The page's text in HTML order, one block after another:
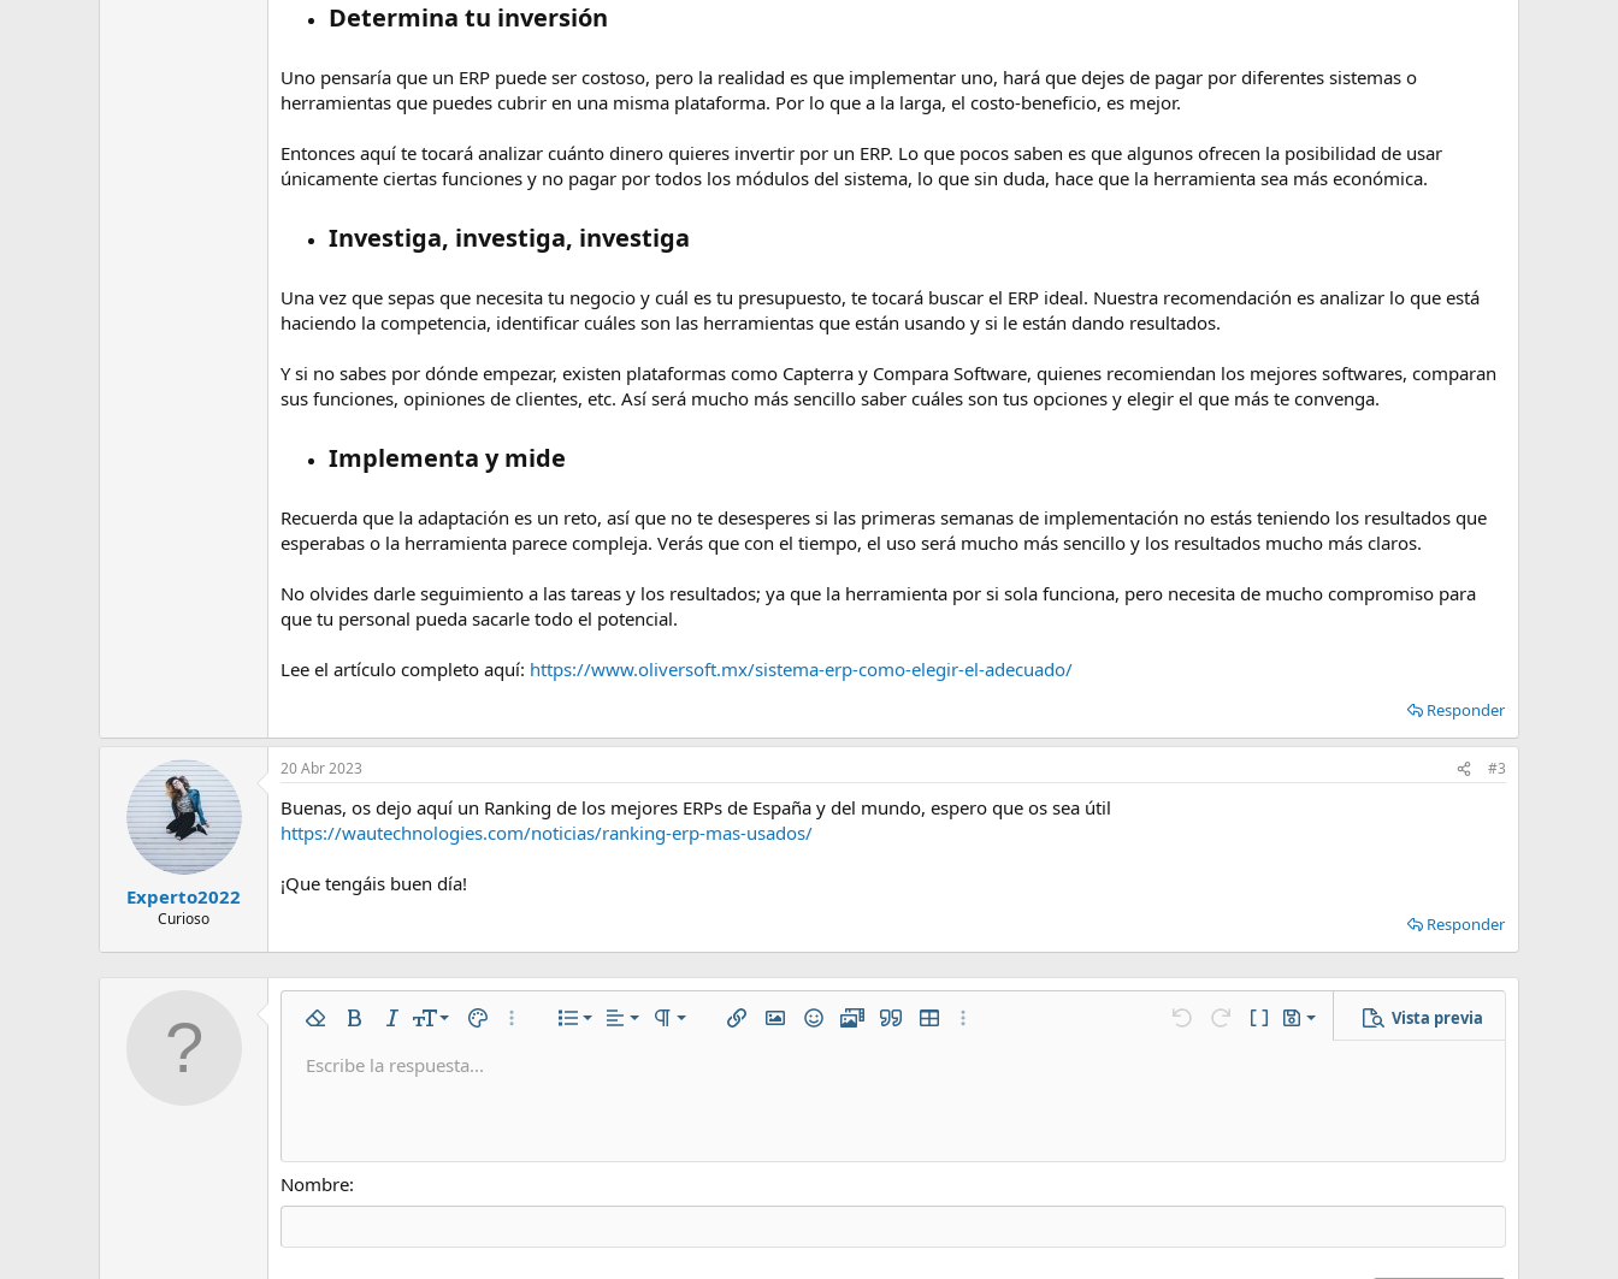
Determina tu inversión​
Uno pensaría que un ERP puede ser costoso, pero la realidad es que implementar uno, hará que dejes de pagar por diferentes sistemas o
herramientas que puedes cubrir en una misma plataforma. Por lo que a la larga, el costo-beneficio, es mejor.
Entonces aquí te tocará analizar cuánto dinero quieres invertir por un ERP. Lo que pocos saben es que algunos ofrecen la posibilidad de usar
únicamente ciertas funciones y no pagar por todos los módulos del sistema, lo que sin duda, hace que la herramienta sea más económica.
Investiga, investiga, investiga​
Una vez que sepas que necesita tu negocio y cuál es tu presupuesto, te tocará buscar el ERP ideal. Nuestra recomendación es analizar lo que está
haciendo la competencia, identificar cuáles son las herramientas que están usando y si le están dando resultados.
Y si no sabes por dónde empezar, existen plataformas como Capterra y Compara Software, quienes recomiendan los mejores softwares, comparan
sus funciones, opiniones de clientes, etc. Así será mucho más sencillo saber cuáles son tus opciones y elegir el que más te convenga.
Implementa y mide​
Recuerda que la adaptación es un reto, así que no te desesperes si las primeras semanas de implementación no estás teniendo los resultados que
esperabas o la herramienta parece compleja. Verás que con el tiempo, el uso será mucho más sencillo y los resultados mucho más claros.
No olvides darle seguimiento a las tareas y los resultados; ya que la herramienta por si sola funciona, pero necesita de mucho compromiso para
que tu personal pueda sacarle todo el potencial.
Lee el artículo completo aquí: https://www.oliversoft.mx/sistema-erp-como-elegir-el-adecuado/
Responder
Experto2022
Curioso
20 Abr 2023 #3
Buenas, os dejo aquí un Ranking de los mejores ERPs de España y del mundo, espero que os sea útil
https://wautechnologies.com/noticias/ranking-erp-mas-usados/
¡Que tengáis buen día!
Responder
Eliminar formato
NegritaCursivaTamaño del texto
9
10
18
22
26
Color de texto
Más opciones…
Lista
Lista numerada
Alineamiento
Alineación izquierda
Paragraph format
Normal
Heading 3
Insertar enlace
Insertar imagen
Emoticonos
Multimedia
Citar Insertar tabla
Más opciones… DeshacerRehacerCambiar a código BB
Borradores
Guardar borrador
Vista previa
Fuente Arial
Tahoma
Times New Roman
TachadoSubrayadoCódigo en línea
Spoiler en línea
Insert horizontal line
SpoilerCódigo
Escribe la respuesta...
Nombre